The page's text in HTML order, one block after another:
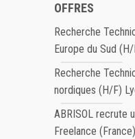
OFFRES
Recherche
Europe du Sud
Recherche
nordiques (H/F)
ABRISOL recrute
Freelance (France)